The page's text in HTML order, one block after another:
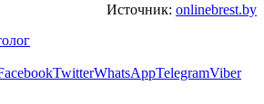
Источник: onlinebrest.by
TwitterWhatsAppTelegramViber